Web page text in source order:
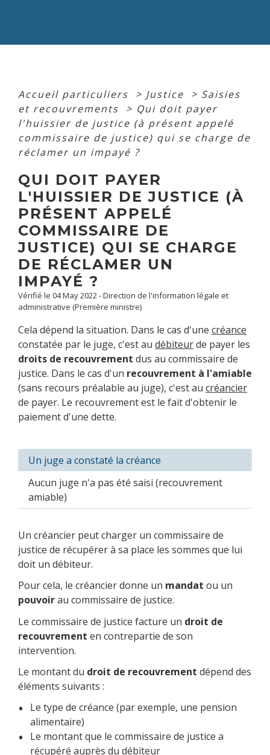
Accueil particuliers > Justice > Saisies
et recouvrements
> Qui doit payer
l'huissier de justice (à présent appelé
commissaire de justice) qui se charge de
réclamer un impayé ?
QUI DOIT PAYER
L'HUISSIER DE JUSTICE (À
PRÉSENT APPELÉ
COMMISSAIRE DE
JUSTICE) QUI SE CHARGE
DE RÉCLAMER UN
IMPAYÉ ?
Vérifié le 04 May 2022 - Direction de l'information légale et
administrative (Première ministre)
Cela dépend la situation. Dans le cas d'une créance
constatée par le juge, c'est au débiteurde payer les
droits de recouvrement dus au commissaire de
justice. Dans le cas d'un recouvrement à l'amiable
(sans recours préalable au juge), c'est au créancier
de payer. Le recouvrement est le fait d'obtenir le
paiement d'une dette.
Un juge a constaté la créance
Aucun juge n'a pas été saisi (recouvrement
amiable)
Un créancier peut charger un commissaire de
justice de récupérer à sa place les sommes que lui
doit un débiteur.
Pour cela, le créancier donne un mandat ou un
pouvoirau commissaire de justice.
Le commissaire de justice facture un droit de
recouvrement en contrepartie de son
intervention.
Le montant du droit de recouvrement dépend des
éléments suivants :
Le type de créance (par exemple, une pension
alimentaire)
Le montant que le commissaire de justice a
récupéré auprès du débiteur